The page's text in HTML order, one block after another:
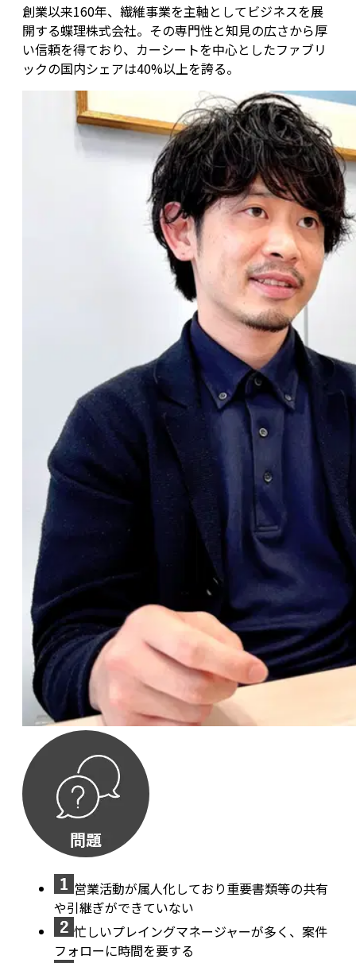
創業以来160年、繊維事業を主軸としてビジネスを展
開する蝶理株式会社。その専門性と知見の広さから厚
い信頼を得ており、カーシートを中心としたファブリ
ックの国内シェアは40%以上を誇る。
営業活動が属人化しており重要書類等の共有
や引継ぎができていない
忙しいプレイングマネージャーが多く、案件
フォローに時間を要する